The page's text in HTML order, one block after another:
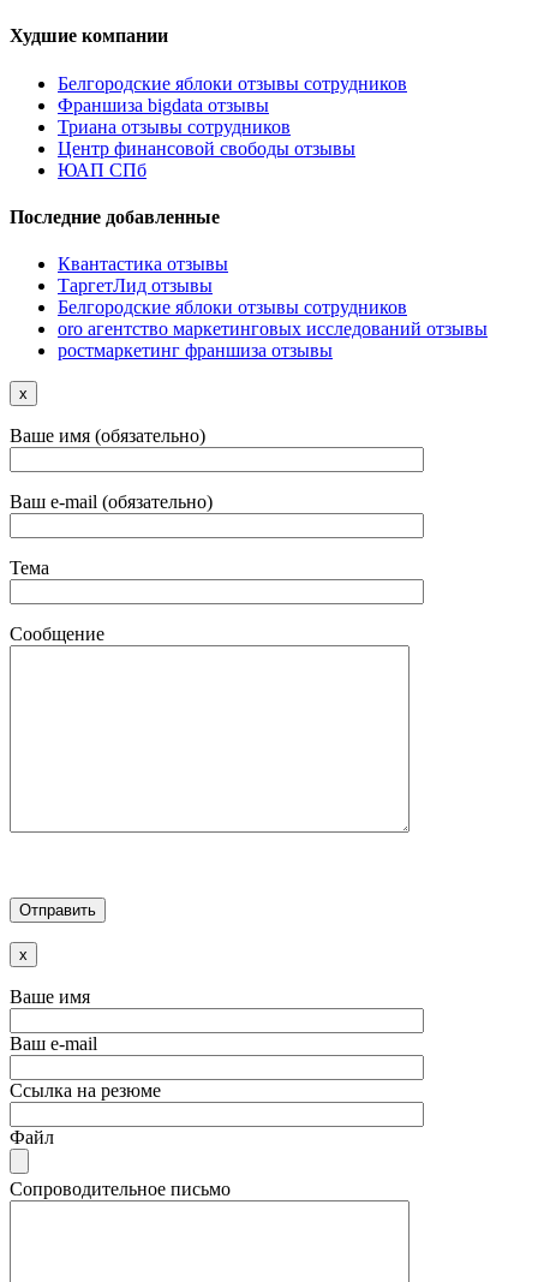
Худшие компании
Белгородские яблоки отзывы сотрудников
Франшиза bigdata отзывы
Триана отзывы сотрудников
Центр финансовой свободы отзывы
ЮАП СПб
Последние добавленные
Квантастика отзывы
ТаргетЛид отзывы
Белгородские яблоки отзывы сотрудников
oro агентство маркетинговых исследований отзывы
ростмаркетинг франшиза отзывы
x
Ваше имя (обязательно)
Ваш e-mail (обязательно)
Тема
Сообщение
x
Ваше имя
Ваш e-mail
Ссылка на резюме
Файл
Сопроводительное письмо